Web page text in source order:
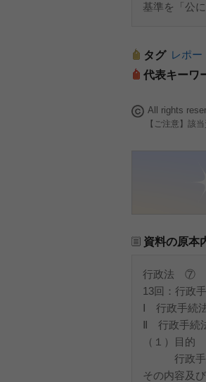
基準を「公
タグ レポー
代表キーワ
All rights
【ご注意】該
資料の原本
行政法 ⑦
13回：行政
Ⅰ 行政手続
Ⅱ 行政手続
（１）目的
行政手続
その内容及